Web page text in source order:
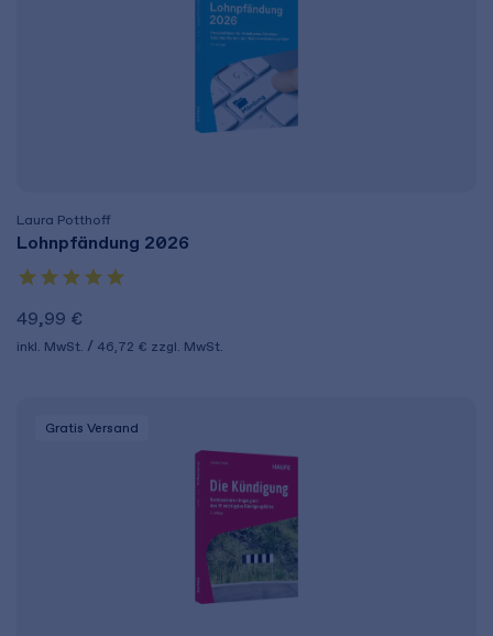
Laura Potthoff
Lohnpfändung 2026
49,99 €
inkl. MwSt. 46,72 € zzgl. MwSt.
Gratis Versand